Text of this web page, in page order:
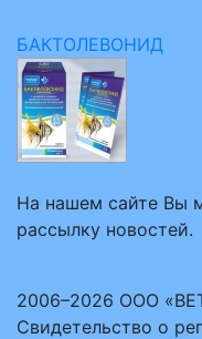
БАКТОЛЕВОНИД
На нашем сайте Вы
рассылку новостей.
2006–2026 ООО
Свидетельство о